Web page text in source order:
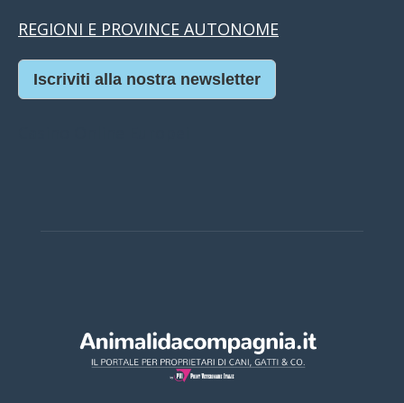
REGIONI E PROVINCE AUTONOME
Iscriviti alla nostra newsletter